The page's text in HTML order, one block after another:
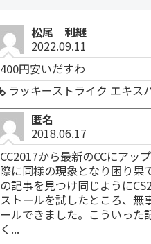
松尾 利継
2022.09.11
400円安いだすわ
ラッキーストライク エキス
匿名
2018.06.17
CC2017から最新のCCにアッ
際に同様の現象となり困り果
の記事を見つけ同じように
ストールを試したところ、無
ールできました。こういった
く...